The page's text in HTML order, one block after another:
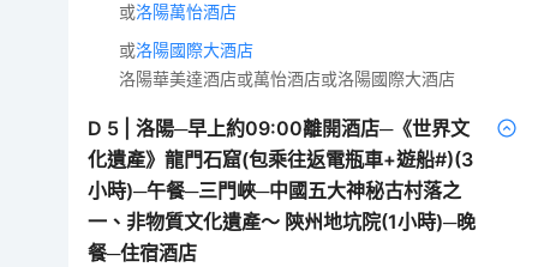
或洛陽萬怡酒店
或洛陽國際大酒店
洛陽華美達酒店或萬怡酒店或洛陽國際大酒店
D 5 |洛陽─早上約09:00離開酒店─《世界文
化遺產》龍門石窟(包乘往返電瓶車+遊船#)(3
小時)─午餐─三門峽─中國五大神秘古村落之
一、非物質文化遺產～ 陝州地坑院(1小時)─晚
餐─住宿酒店